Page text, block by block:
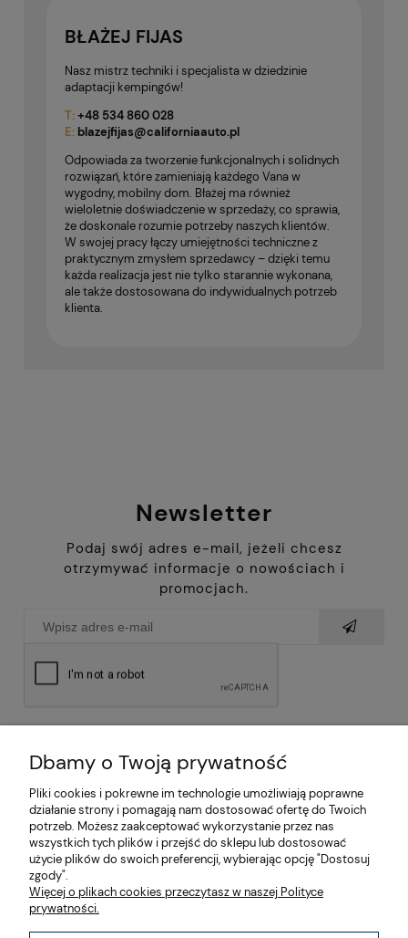
BŁAŻEJ FIJAS
Nasz mistrz techniki i specjalista w dziedzinie
adaptacji kempingów!
T:+48 534 860 028
E: blazejfijas@californiaauto.pl
Odpowiada za tworzenie funkcjonalnych i solidnych
rozwiązań, które zamieniają każdego Vana w
wygodny, mobilny dom. Błażej ma również
wieloletnie doświadczenie w sprzedaży, co sprawia,
że doskonale rozumie potrzeby naszych klientów.
W swojej pracy łączy umiejętności techniczne z
praktycznym zmysłem sprzedawcy – dzięki temu
każda realizacja jest nie tylko starannie wykonana,
ale także dostosowana do indywidualnych potrzeb
klienta.
Newsletter
Podaj swój adres e-mail, jeżeli chcesz
otrzymywać informacje o nowościach i
promocjach.
O nas
Dbamy o Twoją prywatność
Pliki cookies i pokrewne im technologie umożliwiają poprawne
działanie strony i pomagają nam dostosować ofertę do Twoich
potrzeb. Możesz zaakceptować wykorzystanie przez nas
wszystkich tych plików i przejść do sklepu lub dostosować
użycie plików do swoich preferencji, wybierając opcję "Dostosuj
zgody".
Więcej o plikach cookies przeczytasz w naszej Polityce
prywatności.